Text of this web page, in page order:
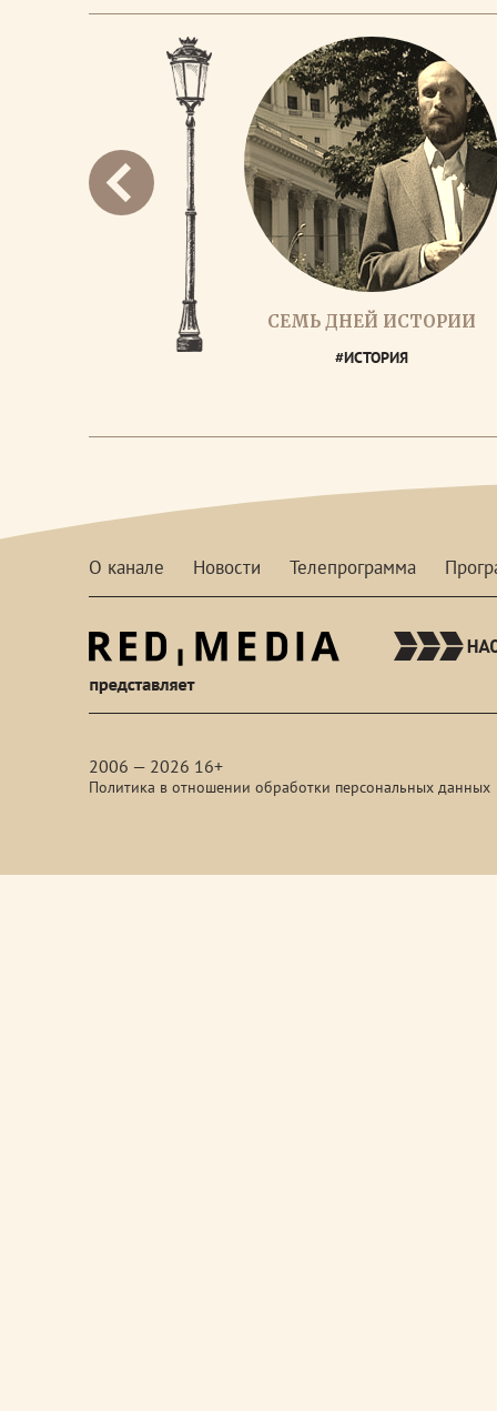
СЕМЬ ДНЕЙ ИСТОРИИ
#ИСТОРИЯ
О канале Новости Телепрограмма
2006 — 2026 16+
Политика в отношении обработки персональных данных